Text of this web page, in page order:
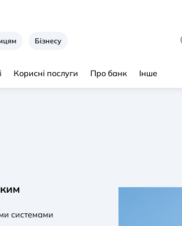
Бізнесу
Корисні послуги Про банк Інше
системами